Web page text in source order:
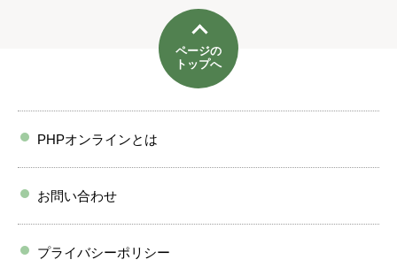
ページの
トップへ
PHPオンラインとは
お問い合わせ
プライバシーポリシー